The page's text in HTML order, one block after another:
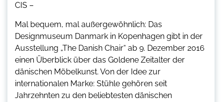
CIS –
Mal bequem, mal außergewöhnlich: Das
Designmuseum Danmark in Kopenhagen gibt in der
Ausstellung „The Danish Chair“ ab 9. Dezember 2016
einen Überblick über das Goldene Zeitalter der
dänischen Möbelkunst. Von der Idee zur
internationalen Marke: Stühle gehören seit
Jahrzehnten zu den beliebtesten dänischen